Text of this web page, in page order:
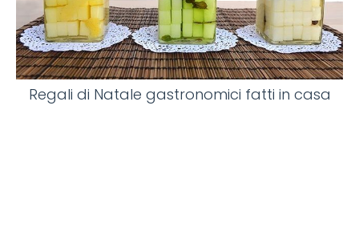
Regali di Natale gastronomici fatti in casa